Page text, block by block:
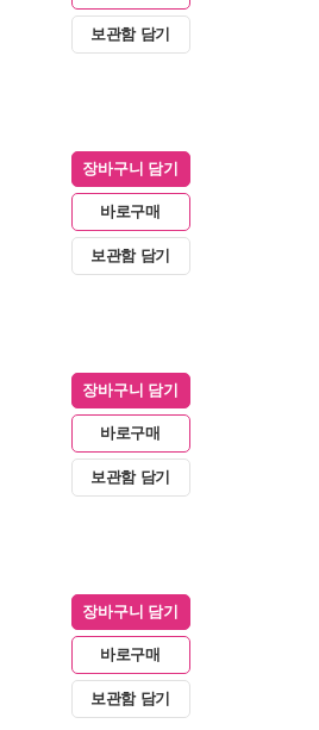
보관함 담기
장바구니 담기
바로구매
보관함 담기
장바구니 담기
바로구매
보관함 담기
장바구니 담기
바로구매
보관함 담기